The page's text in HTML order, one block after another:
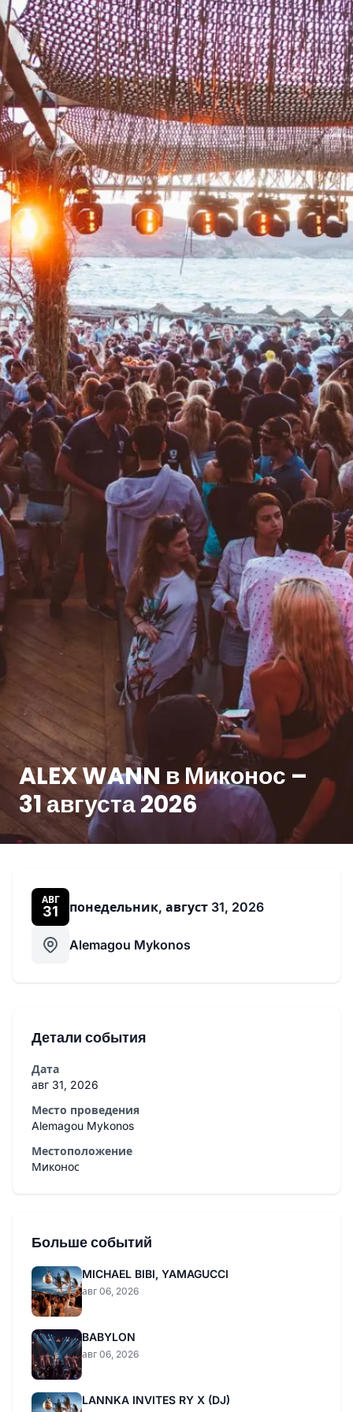
ALEX WANN в Миконос –
31 августа 2026
АВГ
31 понедельник, август 31, 2026
Alemagou Mykonos
Детали события
Дата
авг 31, 2026
Место проведения
Alemagou Mykonos
Местоположение
Миконос
Больше событий
MICHAEL BIBI, YAMAGUCCI
авг 06, 2026
BABYLON
авг 06, 2026
LANNKA INVITES RY X (DJ)